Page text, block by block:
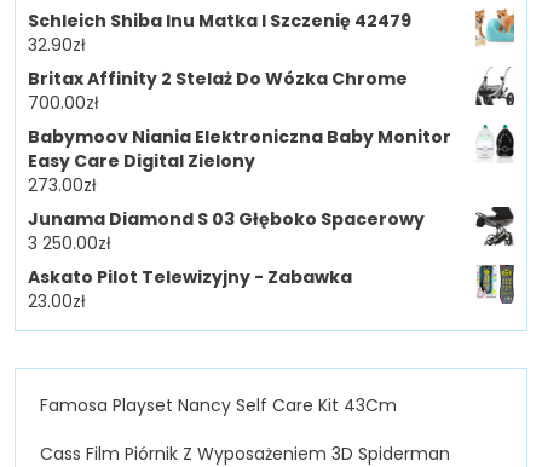
Schleich Shiba Inu Matka I Szczenię 42479
32.90zł
Britax Affinity 2 Stelaż Do Wózka Chrome
700.00zł
Babymoov Niania Elektroniczna Baby Monitor
Easy Care Digital Zielony
273.00zł
Junama Diamond S 03 Głęboko Spacerowy
3 250.00zł
Askato Pilot Telewizyjny - Zabawka
23.00zł
Famosa Playset Nancy Self Care Kit 43Cm
Cass Film Piórnik Z Wyposażeniem 3D Spiderman